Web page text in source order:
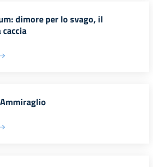
dimore per lo svago, il